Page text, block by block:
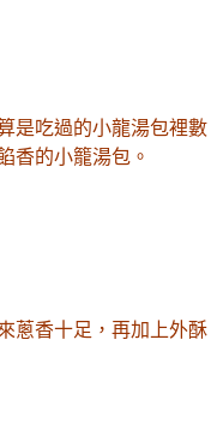
是吃過的小龍湯包裡數
香的小籠湯包。
蔥香十足，再加上外酥